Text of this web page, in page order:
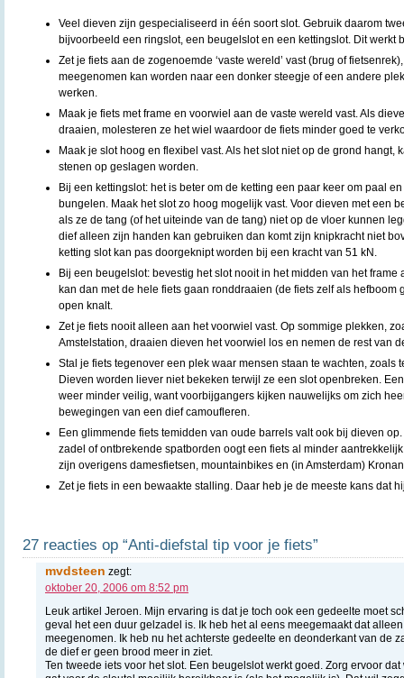
Veel dieven zijn gespecialiseerd in één soort slot. Gebruik daarom
bijvoorbeeld een ringslot, een beugelslot en een kettingslot. Dit werkt
Zet je fiets aan de zogenoemde ‘vaste wereld’ vast (brug of
meegenomen kan worden naar een donker steegje of een andere
werken.
Maak je fiets met frame en voorwiel aan de vaste wereld vast. Als
draaien, molesteren ze het wiel waardoor de fiets minder goed te
Maak je slot hoog en flexibel vast. Als het slot niet op de grond hangt,
stenen op geslagen worden.
Bij een kettingslot: het is beter om de ketting een paar keer om paal
bungelen. Maak het slot zo hoog mogelijk vast. Voor dieven met een
als ze de tang (of het uiteinde van de tang) niet op de vloer kunnen
dief alleen zijn handen kan gebruiken dan komt zijn knipkracht niet
ketting slot kan pas doorgeknipt worden bij een kracht van 51 kN.
Bij een beugelslot: bevestig het slot nooit in het midden van het frame
kan dan met de hele fiets gaan ronddraaien (de fiets zelf als hefboom
open knalt.
Zet je fiets nooit alleen aan het voorwiel vast. Op sommige plekken,
Amstelstation, draaien dieven het voorwiel los en nemen de rest van
Stal je fiets tegenover een plek waar mensen staan te wachten, zoals
Dieven worden liever niet bekeken terwijl ze een slot openbreken.
weer minder veilig, want voorbijgangers kijken nauwelijks om zich
bewegingen van een dief camoufleren.
Een glimmende fiets temidden van oude barrels valt ook bij dieven
zadel of ontbrekende spatborden oogt een fiets al minder
zijn overigens damesfietsen, mountainbikes en (in Amsterdam)
Zet je fiets in een bewaakte stalling. Daar heb je de meeste kans dat
27 reacties op “Anti-diefstal tip voor je fiets”
mvdsteen zegt:
oktober 20, 2006 om 8:52 pm
Leuk artikel Jeroen. Mijn ervaring is dat je toch ook een gedeelte moet
geval het een duur gelzadel is. Ik heb het al eens meegemaakt dat
meegenomen. Ik heb nu het achterste gedeelte en deonderkant van de
de dief er geen brood meer in ziet.
Ten tweede iets voor het slot. Een beugelslot werkt goed. Zorg ervoor